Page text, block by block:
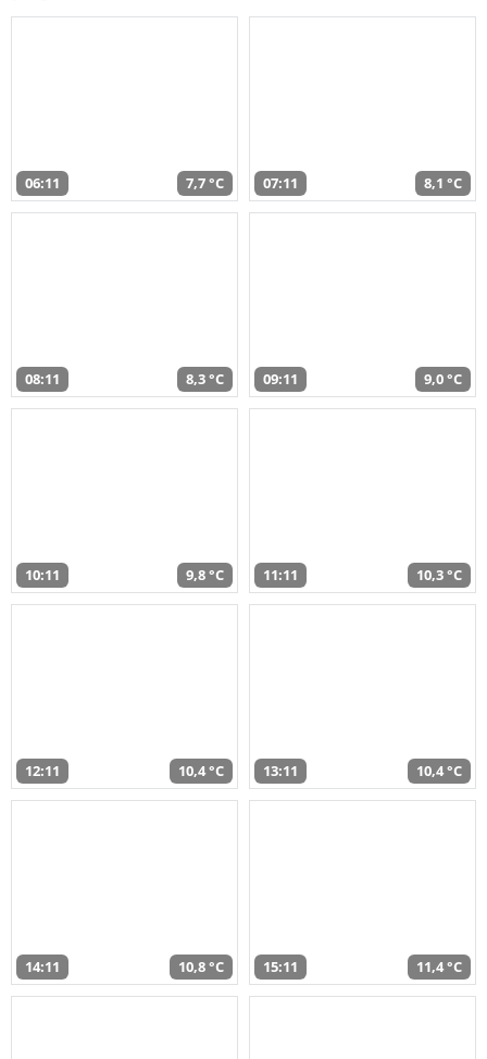
06:11 7,7 °C 07:11 8,1 °C
08:11 8,3 °C 09:11 9,0 °C
10:11 9,8 °C 11:11 10,3 °C
12:11 10,4 °C 13:11 10,4 °C
14:11 10,8 °C 15:11 11,4 °C